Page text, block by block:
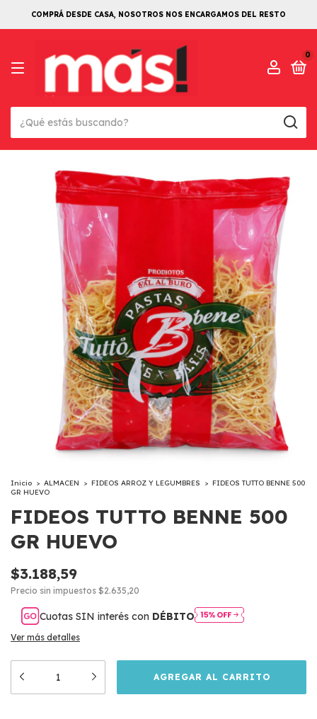
COMPRÁ DESDE CASA, NOSOTROS NOS ENCARGAMOS DEL RESTO
0
Inicio > ALMACEN > FIDEOS ARROZ Y LEGUMBRES > FIDEOS TUTTO BENNE 500
GR HUEVO
FIDEOS TUTTO BENNE 500
GR HUEVO
$3.188,59
Precio sin impuestos $2.635,20
Cuotas SIN interés con DÉBITO
Ver más detalles